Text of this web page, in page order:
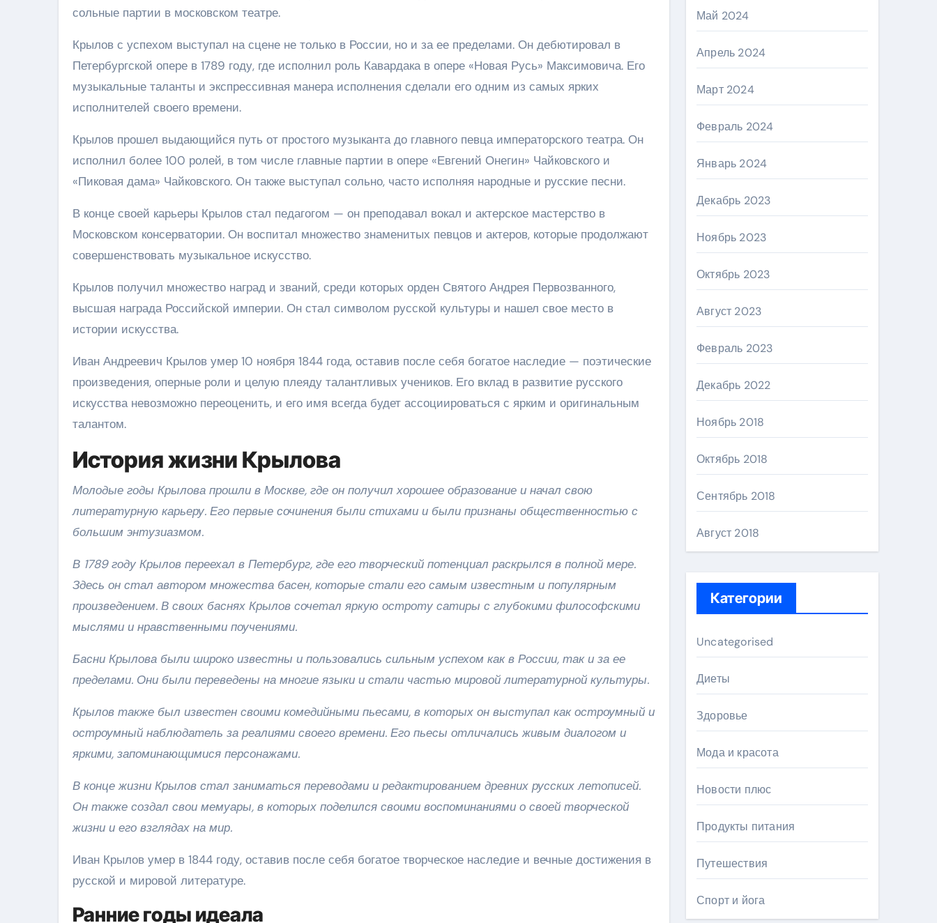
сольные партии в московском театре.
Крылов с успехом выступал на сцене не только в России, но и за ее пределами. Он дебютировал в
Петербургской опере в 1789 году, где исполнил роль Кавардака в опере «Новая Русь» Максимовича. Его
музыкальные таланты и экспрессивная манера исполнения сделали его одним из самых ярких
исполнителей своего времени.
Крылов прошел выдающийся путь от простого музыканта до главного певца императорского театра. Он
исполнил более 100 ролей, в том числе главные партии в опере «Евгений Онегин» Чайковского и
«Пиковая дама» Чайковского. Он также выступал сольно, часто исполняя народные и русские песни.
В конце своей карьеры Крылов стал педагогом — он преподавал вокал и актерское мастерство в
Московском консерватории. Он воспитал множество знаменитых певцов и актеров, которые продолжают
совершенствовать музыкальное искусство.
Крылов получил множество наград и званий, среди которых орден Святого Андрея Первозванного,
высшая награда Российской империи. Он стал символом русской культуры и нашел свое место в
истории искусства.
Иван Андреевич Крылов умер 10 ноября 1844 года, оставив после себя богатое наследие — поэтические
произведения, оперные роли и целую плеяду талантливых учеников. Его вклад в развитие русского
искусства невозможно переоценить, и его имя всегда будет ассоциироваться с ярким и оригинальным
талантом.
История жизни Крылова
Молодые годы Крылова прошли в Москве, где он получил хорошее образование и начал свою
литературную карьеру. Его первые сочинения были стихами и были признаны общественностью с
большим энтузиазмом.
В 1789 году Крылов переехал в Петербург, где его творческий потенциал раскрылся в полной мере.
Здесь он стал автором множества басен, которые стали его самым известным и популярным
произведением. В своих баснях Крылов сочетал яркую остроту сатиры с глубокими философскими
мыслями и нравственными поучениями.
Басни Крылова были широко известны и пользовались сильным успехом как в России, так и за ее
пределами. Они были переведены на многие языки и стали частью мировой литературной культуры.
Крылов также был известен своими комедийными пьесами, в которых он выступал как остроумный и
остроумный наблюдатель за реалиями своего времени. Его пьесы отличались живым диалогом и
яркими, запоминающимися персонажами.
В конце жизни Крылов стал заниматься переводами и редактированием древних русских летописей.
Он также создал свои мемуары, в которых поделился своими воспоминаниями о своей творческой
жизни и его взглядах на мир.
Иван Крылов умер в 1844 году, оставив после себя богатое творческое наследие и вечные достижения в
русской и мировой литературе.
Ранние годы идеала
Май 2024
Апрель 2024
Март 2024
Февраль 2024
Январь 2024
Декабрь 2023
Ноябрь 2023
Октябрь 2023
Август 2023
Февраль 2023
Декабрь 2022
Ноябрь 2018
Октябрь 2018
Сентябрь 2018
Август 2018
Категории
Uncategorised
Диеты
Здоровье
Мода и красота
Новости плюс
Продукты питания
Путешествия
Спорт и йога